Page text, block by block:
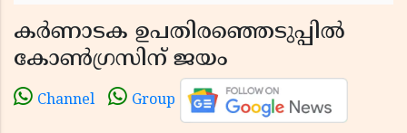
കര്‍ണാടക ഉപതിരഞ്ഞെടുപ്പില്‍
കോണ്‍ഗ്രസിന് ജയം
Channel Group